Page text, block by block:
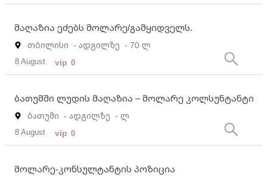
მაღაზია ეძებს მოლარე/გამყიდველს.
თბილისი - ადგილზე - 70 ლ
8 August vip 0
ბათუმში ლუდის მაღაზია – მოლარე კოლსუნტანტი
ბათუმი - ადგილზე - ლ
8 August vip 0
მოლარე-კონსულტანტის პოზიცია